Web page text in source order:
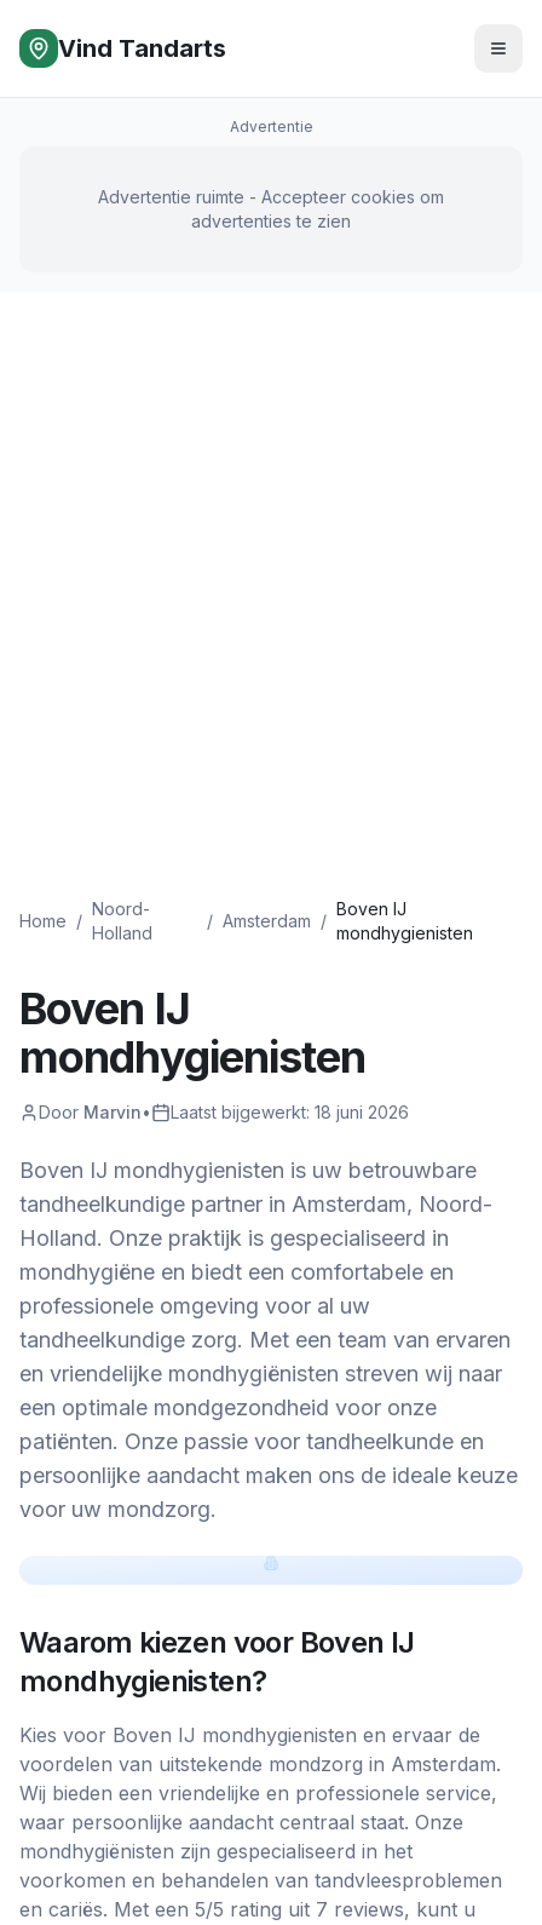
Vind Tandarts
Advertentie
Advertentie ruimte - Accepteer cookies om
advertenties te zien
Home /
Noord-
Holland
/ Amsterdam /
Boven IJ
mondhygienisten
Boven IJ
mondhygienisten
Door Marvin• Laatst bijgewerkt: 18 juni 2026
Boven IJ mondhygienisten is uw betrouwbare
tandheelkundige partner in Amsterdam, Noord-
Holland. Onze praktijk is gespecialiseerd in
mondhygiëne en biedt een comfortabele en
professionele omgeving voor al uw
tandheelkundige zorg. Met een team van ervaren
en vriendelijke mondhygiënisten streven wij naar
een optimale mondgezondheid voor onze
patiënten. Onze passie voor tandheelkunde en
persoonlijke aandacht maken ons de ideale keuze
voor uw mondzorg.
Waarom kiezen voor Boven IJ
mondhygienisten?
Kies voor Boven IJ mondhygienisten en ervaar de
voordelen van uitstekende mondzorg in Amsterdam.
Wij bieden een vriendelijke en professionele service,
waar persoonlijke aandacht centraal staat. Onze
mondhygiënisten zijn gespecialiseerd in het
voorkomen en behandelen van tandvleesproblemen
en cariës. Met een 5/5 rating uit 7 reviews, kunt u